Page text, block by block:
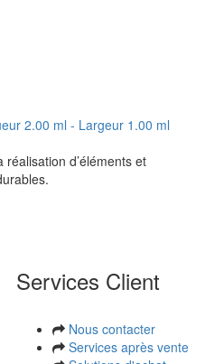
2.00 ml - Largeur 1.00 ml
d’éléments et
Services Client
Nous contacter
Services après vente